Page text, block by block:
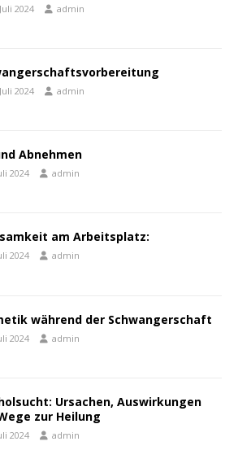
2024 admin
2024 admin
Abnehmen
2024 admin
am Arbeitsplatz:
2024 admin
während der Schwangerschaft
2024 admin
Ursachen, Auswirkungen
zur Heilung
2024 admin